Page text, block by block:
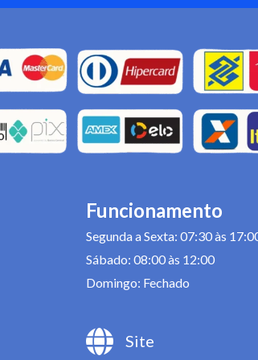
Funcionamento
Segunda a Sexta: 07:30 às
Sábado: 08:00 às 12:00
Domingo: Fechado
Site